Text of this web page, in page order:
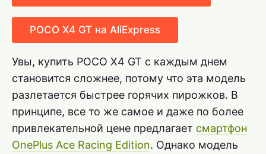
POCO X4 GT на AliExpress
Увы, купить POCO X4 GT с каждым днем
становится сложнее, потому что эта модель
разлетается быстрее горячих пирожков. В
принципе, все то же самое и даже по более
привлекательной цене предлагает смартфон
OnePlus Ace Racing Edition. Однако модель